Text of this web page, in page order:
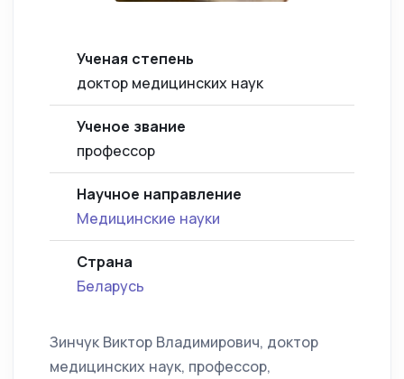
Ученая степень
доктор медицинских наук
Ученое звание
профессор
Научное направление
Медицинские науки
Страна
Беларусь
Зинчук Виктор Владимирович, доктор
медицинских наук, профессор,